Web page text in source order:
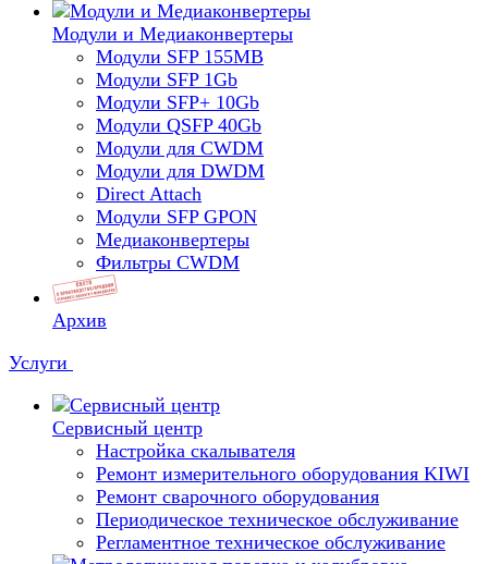
Модули и Медиаконвертеры
Модули SFP 155MB
Модули SFP 1Gb
Модули SFP+ 10Gb
Модули QSFP 40Gb
Модули для CWDM
Модули для DWDM
Direct Attach
Модули SFP GPON
Медиаконвертеры
Фильтры CWDM
Архив
Услуги
Сервисный центр
Настройка скалывателя
Ремонт измерительного оборудования KIWI
Ремонт сварочного оборудования
Периодическое техническое обслуживание
Регламентное техническое обслуживание